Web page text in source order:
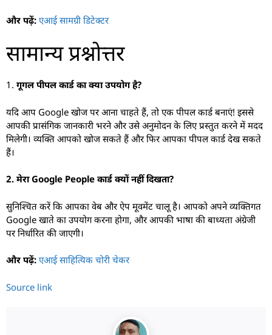
और पढ़ें: एआई सामग्री डिटेक्टर
सामान्य प्रश्नोत्तर
1. गूगल पीपल कार्ड का क्या उपयोग है?
यदि आप Google खोज पर आना चाहते हैं, तो एक पीपल कार्ड बनाएं! इससे
आपकी प्रासंगिक जानकारी भरने और उसे अनुमोदन के लिए प्रस्तुत करने में मदद
मिलेगी। व्यक्ति आपको खोज सकते हैं और फिर आपका पीपल कार्ड देख सकते
हैं।
2. मेरा Google People कार्ड क्यों नहीं दिखता?
सुनिश्चित करें कि आपका वेब और ऐप मूवमेंट चालू है। आपको अपने व्यक्तिगत
Google खाते का उपयोग करना होगा, और आपकी भाषा की बाध्यता अंग्रेजी
पर निर्धारित की जाएगी।
और पढ़ें: एआई साहित्यिक चोरी चेकर
Source link